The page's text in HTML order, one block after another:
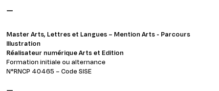
—
Master Arts, Lettres et Langues – Mention Arts - Parcours
Illustration
Réalisateur numérique Arts et Edition
Formation initiale ou alternance
N°RNCP 40465 – Code SISE